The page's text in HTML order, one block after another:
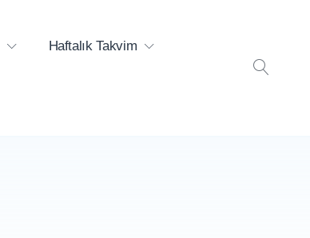
Haftalık Takvim